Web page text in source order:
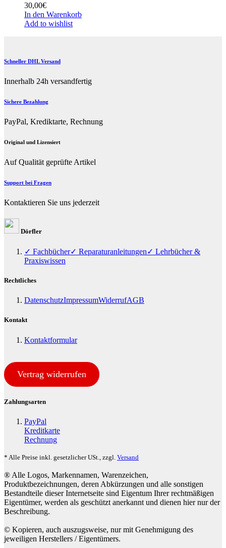
30,00€
In den Warenkorb
Add to wishlist
Schneller DHL Versand
Innerhalb 24h versandfertig
Sichere Bezahlung
PayPal, Krediktarte, Rechnung
Original und Lizensiert
Auf Qualität geprüfte Artikel
Support bei Fragen
Kontaktieren Sie uns jederzeit
Dörfler
✓ Fachbücher✓ Reparaturanleitungen✓ Lehrbücher &
Praxiswissen
Rechtliches
DatenschutzImpressumWiderrufAGB
Kontakt
Kontaktformular
Vertrag widerrufen
Zahlungsarten
PayPal
Kreditkarte
Rechnung
* Alle Preise inkl. gesetzlicher USt., zzgl. Versand
® Alle Logos, Markennamen, Warenzeichen,
Produktbezeichnungen, deren Abkürzungen und alle sonstigen
Bestandteile dieser Internetseite sind Eigentum Ihrer rechtmäßigen
Eigentümer, werden als geschützt anerkannt und dienen hier nur der
Beschreibung.
© Kopieren, auch auszugsweise, nur mit Genehmigung des
jeweiligen Herstellers / Eigentümers.